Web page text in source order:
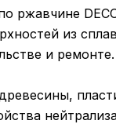
ржавчине
из
и ремонте.